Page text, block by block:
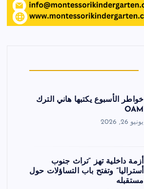
خواطر الأسبوع يكتبها هاني الترك
OAM
يونيو 26, 2026
أزمة داخلية تهز “تراث جنوب
أستراليا” وتفتح باب التساؤلات حول
مستقبله